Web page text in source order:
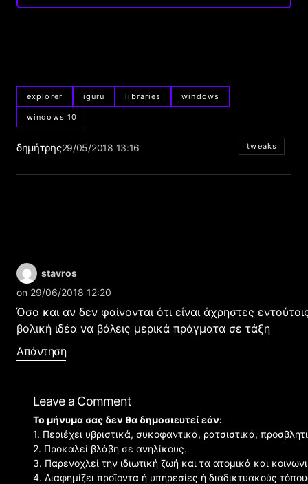
explorer iguru libraries windows
windows 10
δημήτρης29/05/2018 13:16 tweaks
stavros
on 29/06/2018 12:20
Όσο και αν δεν φαίνονται ότι είναι άχρηστες
βολική ιδέα να βάλεις μερικά πράγματα σε τάξη
Απάντηση
Leave a Comment
Το μήνυμα σας δεν θα δημοσιευτεί εάν:
1. Περιέχει υβριστικά, συκοφαντικά, ρατσιστικά,
2. Προκαλεί βλάβη σε ανηλίκους.
3. Παρενοχλεί την ιδιωτική ζωή και τα ατομικά και
4. Διαφημίζει προϊόντα ή υπηρεσίες ή διαδικτυακούς